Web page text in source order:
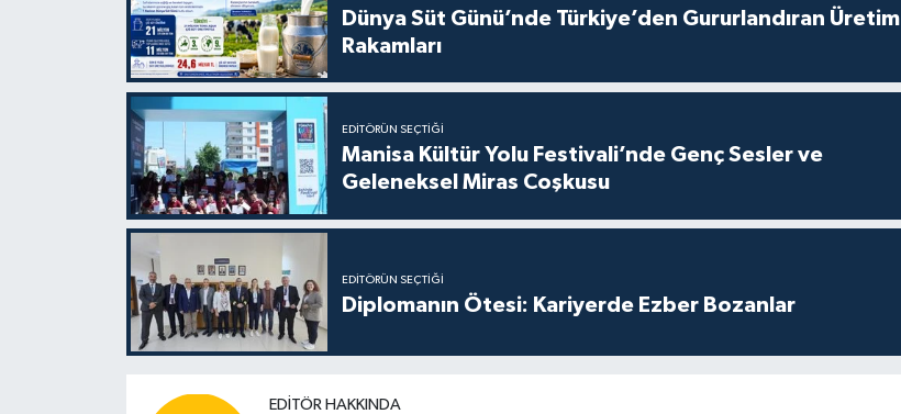
Dünya Süt Günü’nde Türkiye’den Gururlandıran Üretim
Rakamları
EDITÖRÜN SEÇTIĞI
Manisa Kültür Yolu Festivali’nde Genç Sesler ve
Geleneksel Miras Coşkusu
EDITÖRÜN SEÇTIĞI
Diplomanın Ötesi: Kariyerde Ezber Bozanlar
EDITÖR HAKKINDA